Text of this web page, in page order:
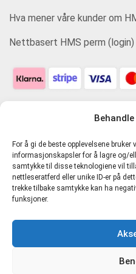
For å gi de beste opplevelsene
informasjonskapsler for å lagre og/
samtykke til disse teknologiene vil
nettleseratferd eller unike ID-er på
trekke tilbake samtykke kan ha
funksjoner.
Hva mener våre kunder om
Nettbasert HMS perm (login)
Personvern og
Cookie-erklæring (EU)